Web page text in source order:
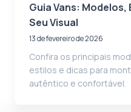
Guia Vans: Modelos,
Seu Visual
13 de fevereiro de 2026
Confira os principais
estilos e dicas para
autêntico e confortável.